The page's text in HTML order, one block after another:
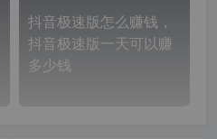
抖音极速版怎么赚钱，
抖音极速版一天可以赚
多少钱